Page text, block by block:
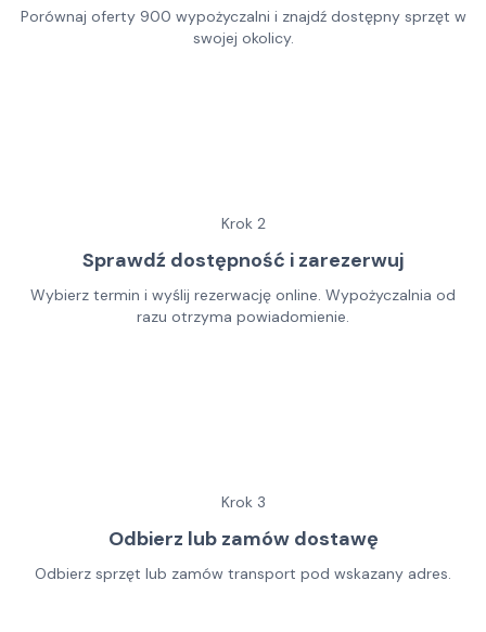
Porównaj oferty 900 wypożyczalni i znajdź dostępny sprzęt w
swojej okolicy.
Krok 2
Sprawdź dostępność i zarezerwuj
Wybierz termin i wyślij rezerwację online. Wypożyczalnia od
razu otrzyma powiadomienie.
Krok 3
Odbierz lub zamów dostawę
Odbierz sprzęt lub zamów transport pod wskazany adres.